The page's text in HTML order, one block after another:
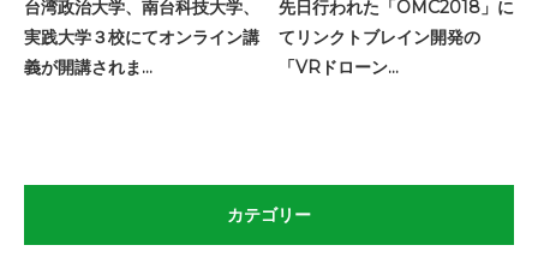
台湾政治大学、南台科技大学、
実践大学３校にてオンライン講
義が開講されま…
先日行われた「OMC2018」に
てリンクトブレイン開発の
「VRドローン…
カテゴリー